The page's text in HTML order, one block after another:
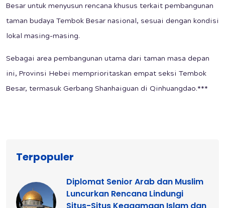
Besar untuk menyusun rencana khusus terkait pembangunan
taman budaya Tembok Besar nasional, sesuai dengan kondisi
lokal masing-masing.
Sebagai area pembangunan utama dari taman masa depan
ini, Provinsi Hebei memprioritaskan empat seksi Tembok
Besar, termasuk Gerbang Shanhaiguan di Qinhuangdao.***
Terpopuler
Diplomat Senior Arab dan Muslim
Luncurkan Rencana Lindungi